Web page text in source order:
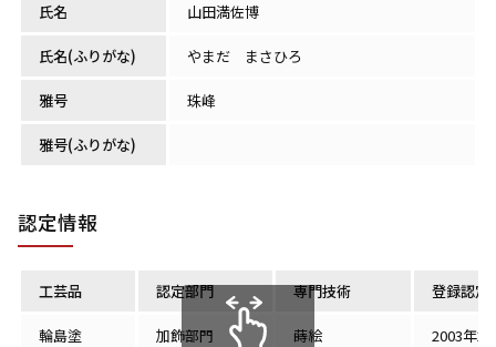
氏名 山田満佐博
氏名(ふりがな) やまだ まさひろ
雅号 珠峰
雅号(ふりがな)
認定情報
工芸品 認定部門 専門技術 登録認定
輪島塗 加飾部門 蒔絵 2003年2